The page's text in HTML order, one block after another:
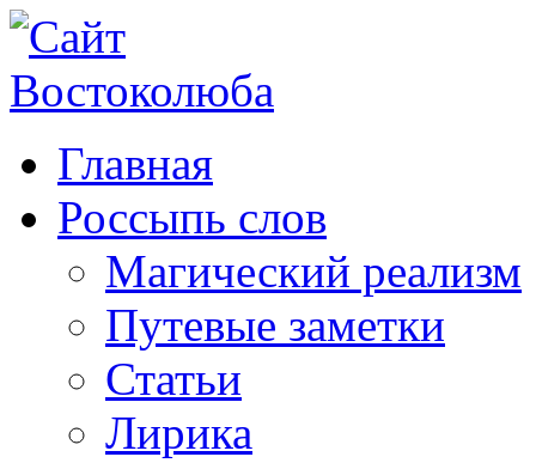
Главная
Россыпь слов
Магический реализм
Путевые заметки
Статьи
Лирика